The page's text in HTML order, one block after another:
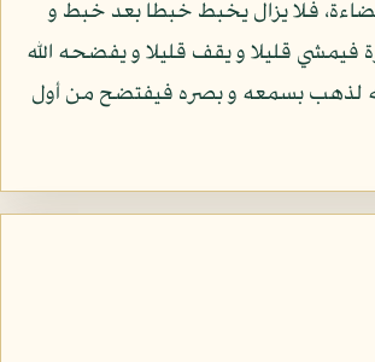
فلا يزال يخبط خبطا بعد خبط و
فيمشي قليلا و يقف قليلا و يفضحه الله
لذهب بسمعه و بصره فيفتضح من أول